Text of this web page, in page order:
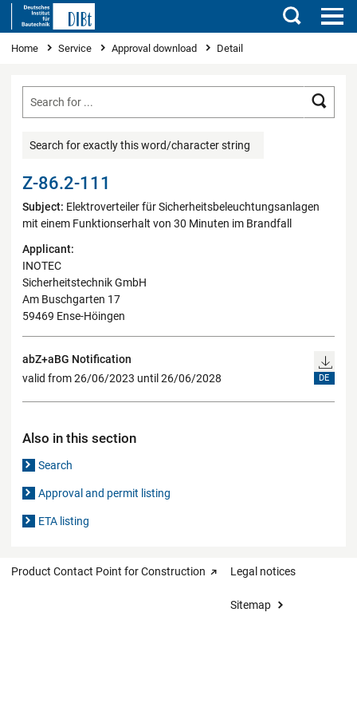
Search
You are here
Home Service Approval download Detail
Search for exactly this word/character string
Z-86.2-111
Subject: Elektroverteiler für Sicherheitsbeleuchtungsanlagen
mit einem Funktionserhalt von 30 Minuten im Brandfall
Applicant:
INOTEC
Sicherheitstechnik GmbH
Am Buschgarten 17
59469 Ense-Höingen
abZ+aBG Notification
valid from 26/06/2023 until 26/06/2028
DE
Also in this section
Search
Approval and permit listing
ETA listing
Product Contact Point for Construction Legal notices
Sitemap